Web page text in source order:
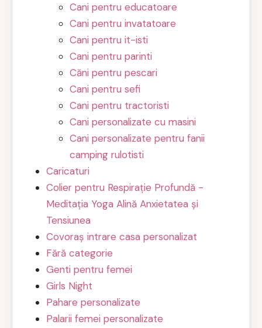
Cani pentru educatoare
Cani pentru invatatoare
Cani pentru it-isti
Cani pentru parinti
Căni pentru pescari
Cani pentru sefi
Cani pentru tractoristi
Cani personalizate cu masini
Cani personalizate pentru fanii
camping rulotisti
Caricaturi
Colier pentru Respirație Profundă -
Meditația Yoga Alină Anxietatea și
Tensiunea
Covoraș intrare casa personalizat
Fără categorie
Genti pentru femei
Girls Night
Pahare personalizate
Palarii femei personalizate